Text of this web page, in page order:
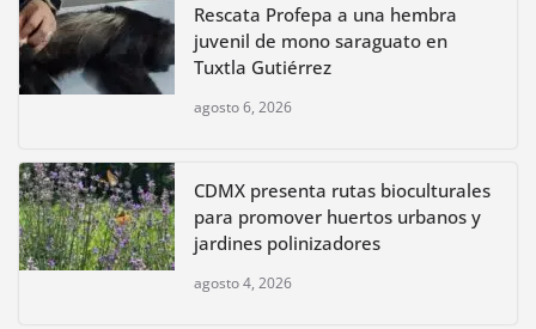
Rescata Profepa a una hembra
juvenil de mono saraguato en
Tuxtla Gutiérrez
agosto 6, 2026
CDMX presenta rutas bioculturales
para promover huertos urbanos y
jardines polinizadores
agosto 4, 2026